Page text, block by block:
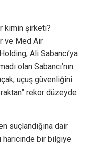
kimin şirketi?
ve Med Air
Ali Sabancı’ya
olan Sabancı’nın
uçuş güvenliğini
rekor düzeyde
suçlandığına dair
haricinde bir bilgiye